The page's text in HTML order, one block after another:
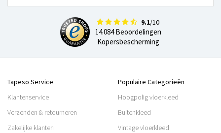
9.1/10
14.084 Beoordelingen
Kopersbescherming
Tapeso Service
Klantenservice
Verzenden & retourneren
Zakelijke klanten
Populaire Categorieën
Hoogpolig vloerkleed
Buitenkleed
Vintage vloerkleed